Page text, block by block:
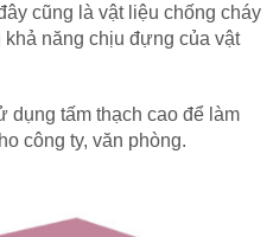
cũng là vật liệu chống cháy
năng chịu đựng của vật
tấm thạch cao để làm
công ty, văn phòng.